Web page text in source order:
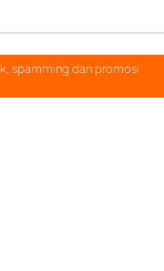
spamming dan promosi